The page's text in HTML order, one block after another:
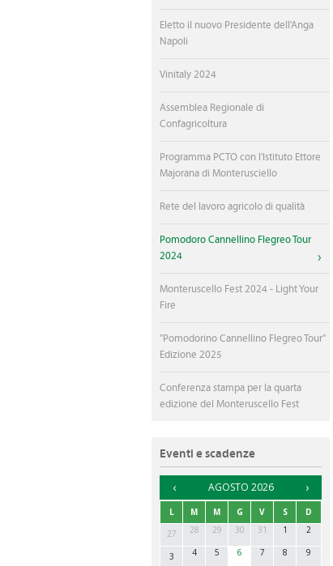
Eletto il nuovo Presidente dell'Anga
Napoli
Vinitaly 2024
Assemblea Regionale di
Confagricoltura
Programma PCTO con l'Istituto Ettore
Majorana di Monterusciello
Rete del lavoro agricolo di qualità
Pomodoro Cannellino Flegreo Tour
2024
Monteruscello Fest 2024 - Light Your
Fire
"Pomodorino Cannellino Flegreo Tour"
Edizione 2025
Conferenza stampa per la quarta
edizione del Monteruscello Fest
Eventi e scadenze
AGOSTO 2026 ►
L M M G V S
D
27
28 29 30 31 1 2
3 4 5 6 7 8 9